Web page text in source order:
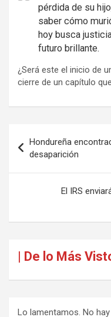
pérdida de su
saber cómo
hoy busca
futuro brillante.
¿Será este el inicio de
cierre de un capítulo
de
entradas
Hondureña
desaparición
El IRS
| De lo Más
Lo lamentamos. No